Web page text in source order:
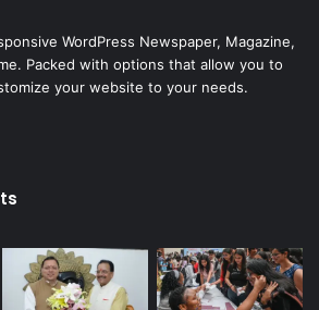
WordPress Newspaper, Magazine,
Packed with options that allow you to
your website to your needs.